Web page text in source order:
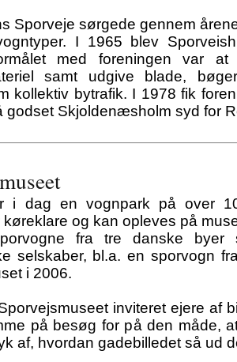
Sporveje sørgede gennem
I 1965 blev
med foreningen var at
samt udgive blade,
kollektiv bytrafik. I 1978 fik
godset Skjoldenæsholm syd for
i dag en vognpark på over
og kan opleves på
fra tre danske byer
selskaber, bl.a. en sporvogn
i 2006.
inviteret ejere af
på besøg for på den måde,
af, hvordan gadebilledet så ud